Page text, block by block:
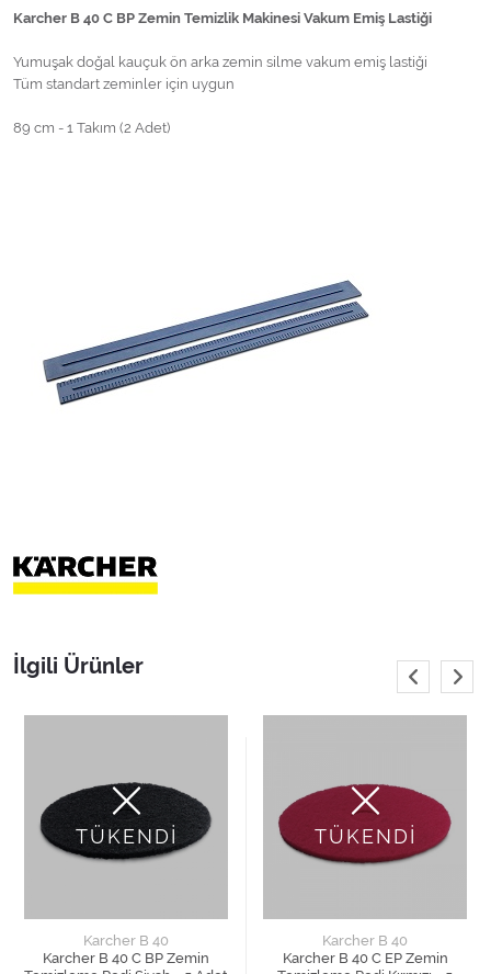
Karcher B 40 C BP Zemin Temizlik Makinesi Vakum Emiş Lastiği
Yumuşak doğal kauçuk ön arka zemin silme vakum emiş lastiği
Tüm standart zeminler için uygun
89 cm - 1 Takım (2 Adet)
İlgili Ürünler
TÜKENDİ
Karcher B 40
Karcher B 40 C BP Zemin
TÜKENDİ
Karcher B 40
Karcher B 40 C EP Zemin